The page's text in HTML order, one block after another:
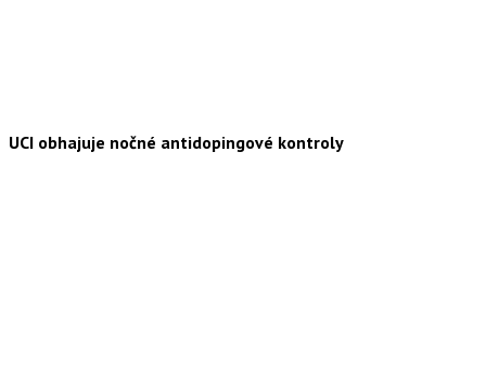
UCI obhajuje nočné antidopingové kontroly